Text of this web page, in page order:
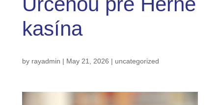
kasína
by rayadmin | May 21, 2026 | uncategorized